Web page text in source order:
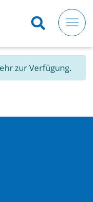
zur Verfügung.